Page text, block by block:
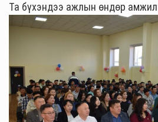
Та бүхэндээ ажлын өндөр